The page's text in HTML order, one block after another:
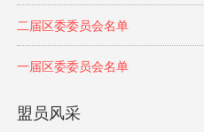
二届区委委员会名单
一届区委委员会名单
盟员风采